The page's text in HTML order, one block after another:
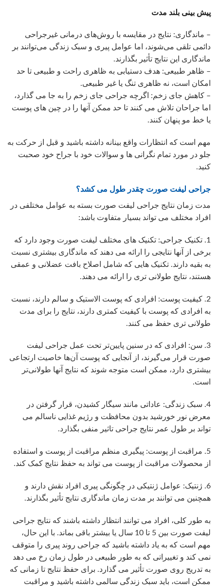
پیش بینی بلند مدت
– ماندگاری: نتایج در مقایسه با روش‌های درمانی غیرجراحی
دائمی تلقی می‌شوند، اما عوامل پیری و سبک زندگی می‌توانند بر
ماندگاری این نتایج تأثیر بگذارند.
– ظاهر طبیعی: هدف دستیابی به ظاهری راحت و طبیعی تا حد
امکان است، نه ظاهری تنگ یا غیر طبیعی.
– کاهش جای زخم: اگرچه جراحی جای زخم را به جا می گذارد،
اما جراحان تلاش می کنند تا حد ممکن آنها را در چین های پوست
یا خط مو پنهان کنند.
مهم است که انتظارات واقع بینانه داشته باشید و قبل از حرکت به
جلو در مورد تمام نگرانی ها و سوالات خود با جراح خود صحبت
کنید.
جراحی لیفت صورت چقدر طول می کشد؟
مدت زمان نتایج جراحی لیفت صورت بسته به عوامل مختلفی در
افراد مختلف می تواند بسیار متفاوت باشد:
1. تکنیک جراحی: تکنیک های مختلف لیفت صورت وجود دارد که
برخی از آنها نتایجی را ارائه می دهند که ماندگاری بیشتری نسبت
به بقیه دارند. تکنیک هایی که شامل اصلاح بافت عضلانی و عمقی
هستند، نتایج طولانی تری را ارائه می دهند.
2. کیفیت پوست: افرادی که پوست الاستیک و سالم دارند، نسبت
به افرادی که پوست با کیفیت کمتری دارند، نتایج را برای مدت
طولانی تری حفظ می کنند.
3. سن: افرادی که در سنین پایین‌تر تحت عمل جراحی لیفت
صورت قرار می‌گیرند، از آنجایی که پوست آن‌ها خاصیت ارتجاعی
بیشتری دارد، ممکن است متوجه شوند که نتایج آنها طولانی‌تر
است.
4. سبک زندگی: عاداتی مانند سیگار کشیدن، قرار گرفتن در
معرض نور خورشید بدون محافظت و رژیم غذایی ناسالم می
تواند بر طول عمر نتایج جراحی تاثیر منفی بگذارد.
5. مراقبت از پوست: پیگیری منظم مراقبت از پوست و استفاده
از محصولات مراقبت از پوست می تواند به حفظ نتایج کمک کند.
6. ژنتیک: عوامل ژنتیکی در چگونگی پیری افراد نقش دارند و
همچنین می توانند بر مدت زمان ماندگاری نتایج تأثیر بگذارند.
به طور کلی، افراد می توانند انتظار داشته باشند که نتایج جراحی
لیفت صورت بین 5 تا 10 سال یا بیشتر باقی بماند. با این حال،
مهم است که به یاد داشته باشید که جراحی روند پیری را متوقف
نمی کند و تغییراتی که به طور طبیعی در طول زمان رخ می دهد
به تدریج روی صورت تأثیر می گذارد. برای حفظ نتایج تا زمانی که
ممکن است، باید سبک زندگی سالمی داشته باشید و مراقبت